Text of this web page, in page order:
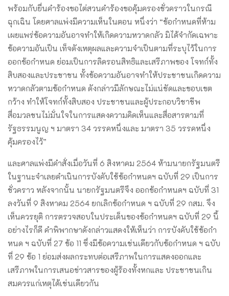
พร้อมกับยื่นคําร้องขอไต่สวนคําร้องขอคุ้มครองชั่วคราวในกรณี
ฉุกเฉิน โดยศาลแพ่งมีความเห็นในตอน หนึ่งว่า “ข้อกําหนดที่ห้าม
เผยแพร่ข้อความอันอาจทําให้เกิดความหวาดกลัว มิได้จํากัดเฉพาะ
ข้อความอันเป็น เท็จดังเหตุผลและความจําเป็นตามที่ระบุไว้ในการ
ออกข้อกําหนด ย่อมเป็นการลิดรอนสิทธิและเสรีภาพของ โจทก์ทั้ง
สิบสองและประชาชน ทั้งข้อความอันอาจทําให้ประชาชนเกิดความ
หวาดกลัวตามข้อกําหนด ดังกล่าวมีลักษณะไม่แน่ชัดและขอบเขต
กว้าง ทําให้โจทก์ทั้งสิบสอง ประชาชนและผู้ประกอบวิชาชีพ
สื่อมวลชนไม่มั่นใจในการแสดงความคิดเห็นและสื่อสารตามที่
รัฐธรรมนูญ ฯ มาตรา 34 วรรคหนึ่งและ มาตรา 35 วรรคหนึ่ง
คุ้มครองไว้”
และศาลแพ่งมีคําสั่งเมื่อวันที่ 6 สิงหาคม 2564 ห้ามนายกรัฐมนตรี
ในฐานะจําเลยดําเนินการบังคับใช้ข้อกําหนดฯ ฉบับที่ 29 เป็นการ
ชั่วคราว หลังจากนั้น นายกรัฐมนตรีจึง ออกข้อกําหนดฯ ฉบับที่ 31
ลงวันที่ 9 สิงหาคม 2564 ยกเลิกข้อกําหนด ฯ ฉบับที่ 29 กสม. จึง
เห็นควรยุติ การตรวจสอบในประเด็นของข้อกําหนดฯ ฉบับที่ 29 นี้
อย่างไรก็ดี คําพิพากษาดังกล่าวแสดงให้เห็นว่า การบังคับใช้ข้อกํา
หนด ฯ ฉบับที่ 27 ข้อ 11 ซึ่งมีข้อความเช่นเดียวกับข้อกําหนด ฯ ฉบับ
ที่ 29 ข้อ 1 ย่อมส่งผลกระทบต่อเสรีภาพในการแสดงออกและ
เสรีภาพในการเสนอข่าวสารของผู้ร้องทั้งหกและ ประชาชนเกิน
สมควรแก่เหตุได้เช่นเดียวกัน